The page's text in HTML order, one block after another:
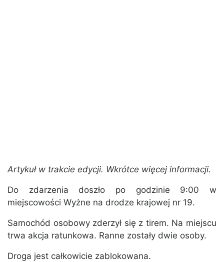
Artykuł w trakcie edycji. Wkrótce więcej informacji.
Do zdarzenia doszło po godzinie 9:00 w
miejscowości Wyżne na drodze krajowej nr 19.
Samochód osobowy zderzył się z tirem. Na miejscu
trwa akcja ratunkowa. Ranne zostały dwie osoby.
Droga jest całkowicie zablokowana.